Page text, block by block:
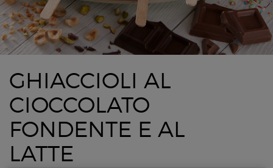
GHIACCIOLI AL
CIOCCOLATO
FONDENTE E AL
LATTE